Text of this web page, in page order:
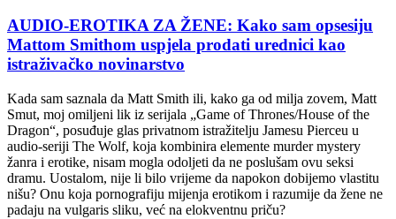
AUDIO-EROTIKA ZA ŽENE: Kako sam opsesiju
Mattom Smithom uspjela prodati urednici kao
istraživačko novinarstvo
Kada sam saznala da Matt Smith ili, kako ga od milja zovem, Matt
Smut, moj omiljeni lik iz serijala „Game of Thrones/House of the
Dragon“, posuđuje glas privatnom istražitelju Jamesu Pierceu u
audio-seriji The Wolf, koja kombinira elemente murder mystery
žanra i erotike, nisam mogla odoljeti da ne poslušam ovu seksi
dramu. Uostalom, nije li bilo vrijeme da napokon dobijemo vlastitu
nišu? Onu koja pornografiju mijenja erotikom i razumije da žene ne
padaju na vulgaris sliku, već na elokventnu priču?